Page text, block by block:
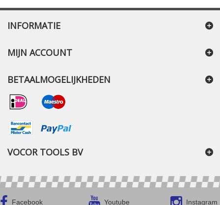
INFORMATIE
MIJN ACCOUNT
BETAALMOGELIJKHEDEN
VOCOR TOOLS BV
Facebook Youtube Instagram